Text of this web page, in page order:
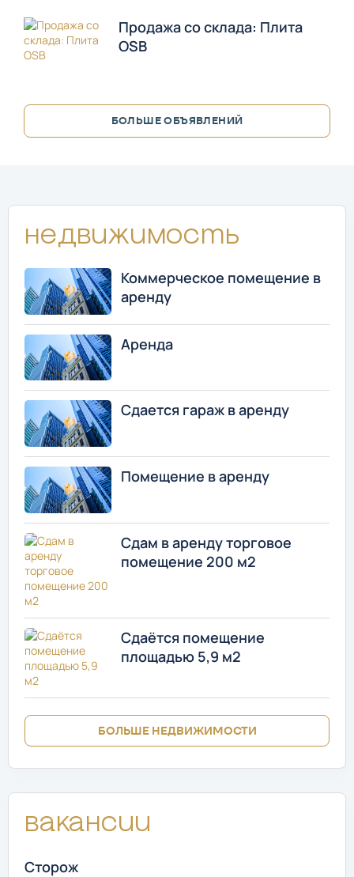
Продажа со склада: Плита
OSB
БОЛЬШЕ ОБЪЯВЛЕНИЙ
Недвижимость
Коммерческое помещение в
аренду
Аренда
Сдается гараж в аренду
Помещение в аренду
Сдам в аренду торговое
помещение 200 м2
Сдаётся помещение
площадью 5,9 м2
БОЛЬШЕ НЕДВИЖИМОСТИ
Вакансии
Сторож